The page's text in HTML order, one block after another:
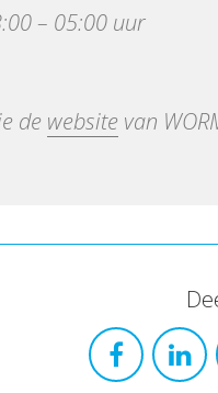
– 05:00 uur
de website van